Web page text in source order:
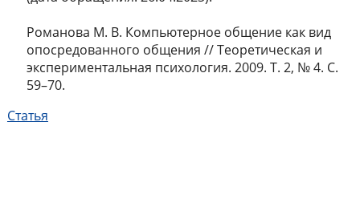
Романова М. В. Компьютерное общение как вид
опосредованного общения // Теоретическая и
экспериментальная психология. 2009. Т. 2, № 4. С.
59–70.
Статья